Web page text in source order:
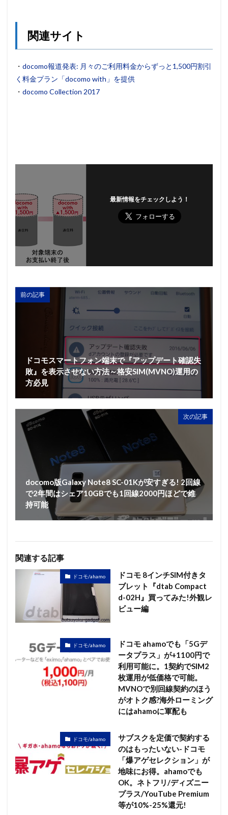
関連サイト
・ docomo報道発表: 月々のご利用料金からずっと1,500円割引
く料金プラン「docomo with」を提供
・ docomo Collection 2017
最新情報をチェックしよう！
前の記事
ドコモスマートフォン端末で『アップデート確認失
敗』を表示させない方法～格安SIM(MVNO)運用の
方必見
次の記事
docomo版Galaxy Note8 SC-01Kが安すぎる! 2回線
で2年間はシェア10GBでも1回線2000円ほどで維
持可能
関連する記事
ドコモ/ahamo
ドコモ 8インチSIM付きタ
ブレット『dtab Compact
d-02H』買ってみた!外観レ
ビュー編
ドコモ/ahamo
ドコモ ahamoでも「5Gデ
ータプラス」が+1100円で
利用可能に。1契約でSIM2
枚運用が低価格で可能。
MVNOで別回線契約のほう
がオトク感?海外ローミング
にはahamoに軍配も
ドコモ/ahamo
サブスクを定価で契約する
のはもったいない-ドコモ
「爆アゲセレクション」が
地味にお得。ahamoでも
OK。ネトフリ/ディズニー
プラス/YouTube Premium
等が10%-25%還元!